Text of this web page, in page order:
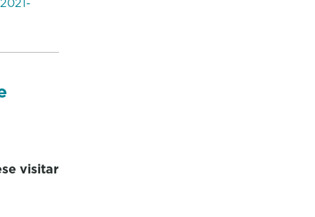
visitar